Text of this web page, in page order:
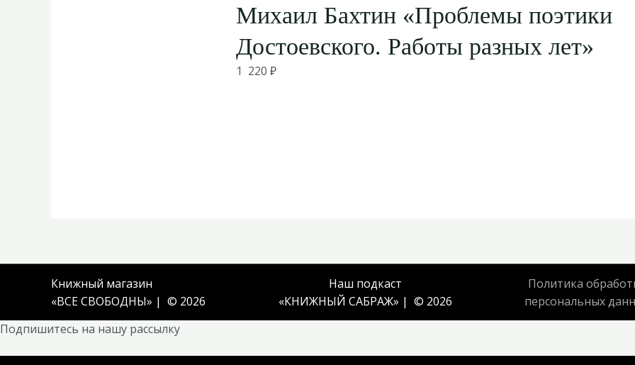
Михаил Бахтин «Проблемы поэтики
Достоевского. Работы разных лет»
1 220₽
Книжный магазин
«ВСЕ СВОБОДНЫ» | © 2026
Наш подкаст
«КНИЖНЫЙ САБРАЖ» | © 2026
Политика
персональных
Подпишитесь на нашу рассылку